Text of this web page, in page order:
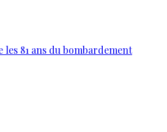
81 ans du bombardement